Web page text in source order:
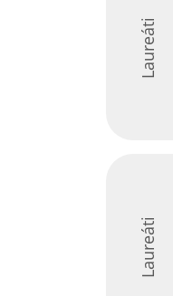
Laureáti
Laureáti